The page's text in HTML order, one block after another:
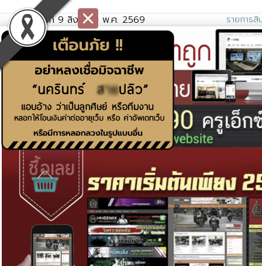
วันอาทิตย์ที่ 9 สิงหาคม พ.ศ. 2569 รายการสิ